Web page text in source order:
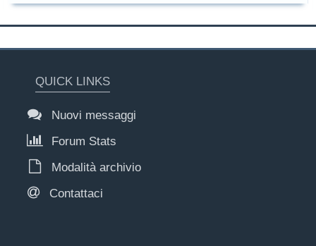
QUICK LINKS
Nuovi messaggi
Forum Stats
Modalità archivio
Contattaci